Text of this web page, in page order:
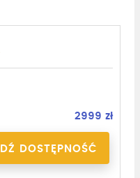
2999 zł
DOSTĘPNOŚĆ